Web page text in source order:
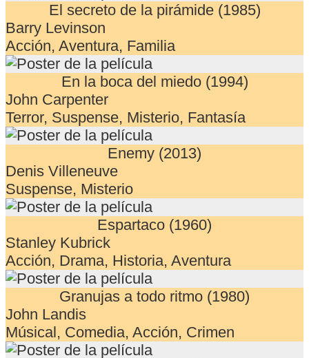
El secreto de la pirámide (1985)
Barry Levinson
Acción, Aventura, Familia
En la boca del miedo (1994)
John Carpenter
Terror, Suspense, Misterio, Fantasía
Enemy (2013)
Denis Villeneuve
Suspense, Misterio
Espartaco (1960)
Stanley Kubrick
Acción, Drama, Historia, Aventura
Granujas a todo ritmo (1980)
John Landis
Músical, Comedia, Acción, Crimen